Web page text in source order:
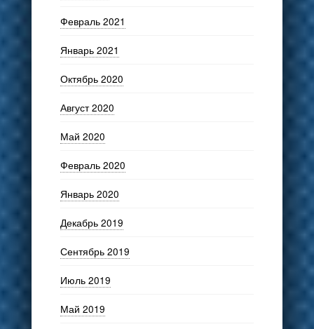
Февраль 2021
Январь 2021
Октябрь 2020
Август 2020
Май 2020
Февраль 2020
Январь 2020
Декабрь 2019
Сентябрь 2019
Июль 2019
Май 2019